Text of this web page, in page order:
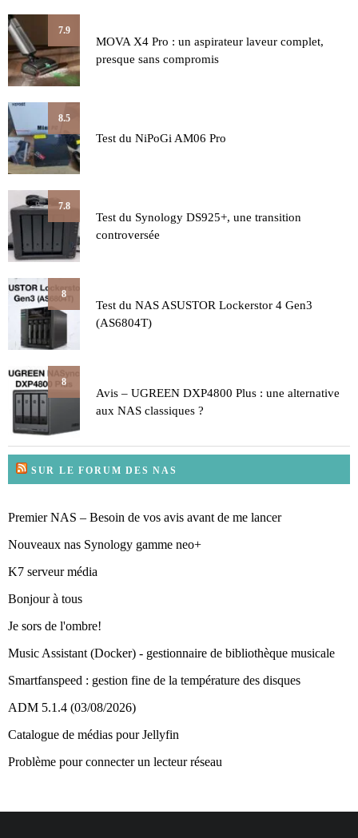
7.9
MOVA X4 Pro : un aspirateur laveur complet,
presque sans compromis
8.5
Test du NiPoGi AM06 Pro
7.8
Test du Synology DS925+, une transition
controversée
8
Test du NAS ASUSTOR Lockerstor 4 Gen3
(AS6804T)
8
Avis – UGREEN DXP4800 Plus : une alternative
aux NAS classiques ?
SUR LE FORUM DES NAS
Premier NAS – Besoin de vos avis avant de me lancer
Nouveaux nas Synology gamme neo+
K7 serveur média
Bonjour à tous
Je sors de l'ombre!
Music Assistant (Docker) - gestionnaire de bibliothèque musicale
Smartfanspeed : gestion fine de la température des disques
ADM 5.1.4 (03/08/2026)
Catalogue de médias pour Jellyfin
Problème pour connecter un lecteur réseau